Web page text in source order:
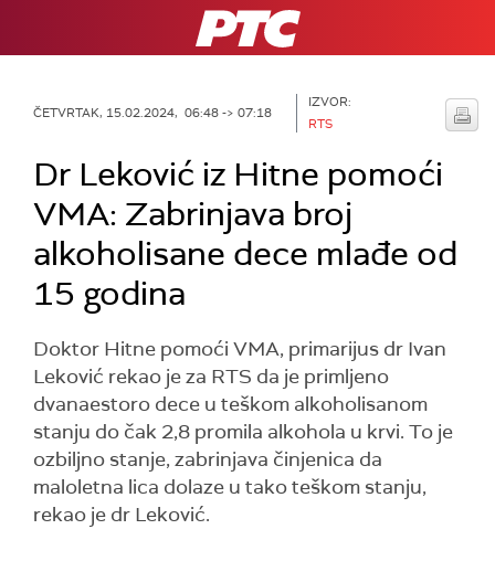
RTS
ČETVRTAK, 15.02.2024, 06:48 -> 07:18
IZVOR:
RTS
Dr Leković iz Hitne pomoći
VMA: Zabrinjava broj
alkoholisane dece mlađe od
15 godina
Doktor Hitne pomoći VMA, primarijus dr Ivan
Leković rekao je za RTS da je primljeno
dvanaestoro dece u teškom alkoholisanom
stanju do čak 2,8 promila alkohola u krvi. To je
ozbiljno stanje, zabrinjava činjenica da
maloletna lica dolaze u tako teškom stanju,
rekao je dr Leković.